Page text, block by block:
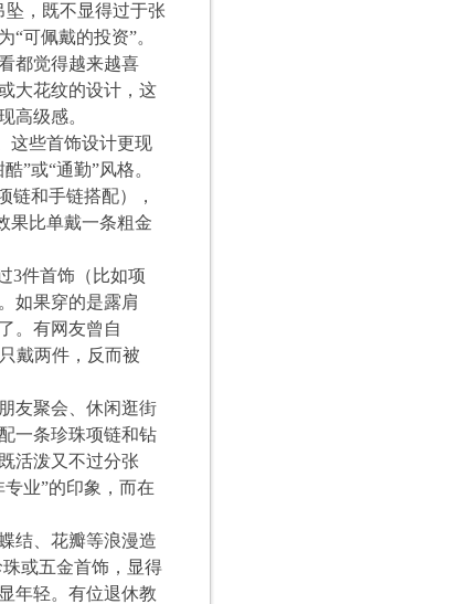
坠，既不显得过于张
可佩戴的投资”。
都觉得越来越喜
大花纹的设计，这
高级感。
这些首饰设计更现
”或“通勤”风格。
链和手链搭配），
果比单戴一条粗金
3件首饰（比如项
如果穿的是露肩
。有网友曾自
戴两件，反而被
友聚会、休闲逛街
一条珍珠项链和钻
活泼又不过分张
业”的印象，而在
结、花瓣等浪漫造
或五金首饰，显得
年轻。有位退休教